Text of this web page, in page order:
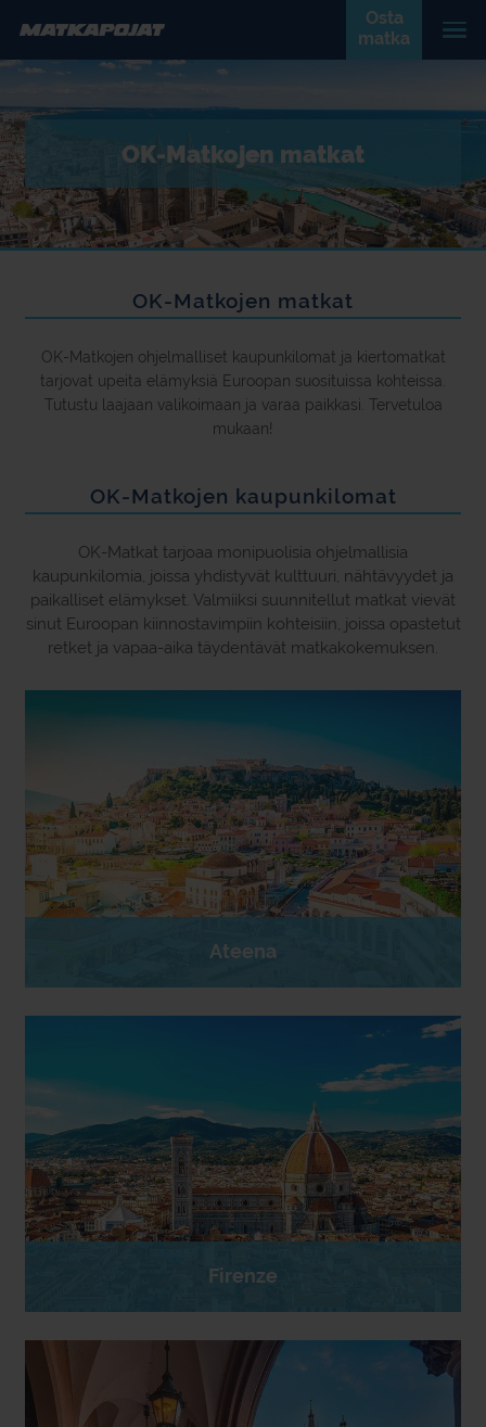
Osta
matka
OK-Matkojen matkat
OK-Matkojen matkat
OK-Matkojen ohjelmalliset kaupunkilomat ja kiertomatkat
tarjovat upeita elämyksiä Euroopan suosituissa kohteissa.
Tutustu laajaan valikoimaan ja varaa paikkasi. Tervetuloa
mukaan!
OK-Matkojen kaupunkilomat
OK-Matkat tarjoaa monipuolisia ohjelmallisia
kaupunkilomia, joissa yhdistyvät kulttuuri, nähtävyydet ja
paikalliset elämykset. Valmiiksi suunnitellut matkat vievät
sinut Euroopan kiinnostavimpiin kohteisiin, joissa opastetut
retket ja vapaa-aika täydentävät matkakokemuksen.
Ateena
Firenze